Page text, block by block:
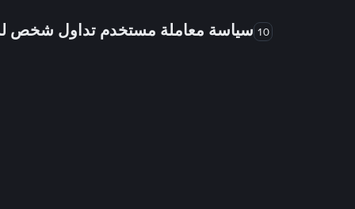
10 سياسة معاملة مستخدم تداول